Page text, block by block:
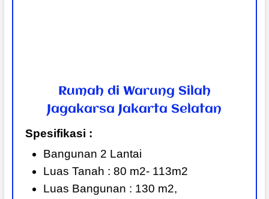
Rumah di Warung Silah
Jagakarsa Jakarta Selatan
Spesifikasi :
Bangunan 2 Lantai
Luas Tanah : 80 m2- 113m2
Luas Bangunan : 130 m2,